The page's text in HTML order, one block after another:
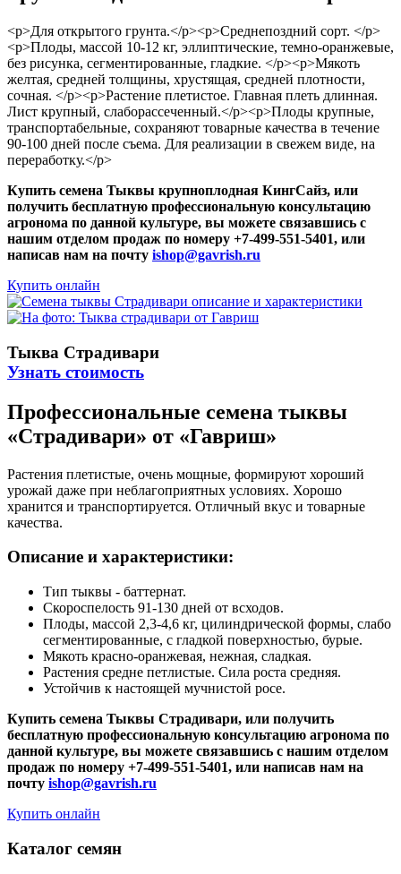
<p>Для открытого грунта.</p><p>Среднепоздний сорт. </p>
<p>Плоды, массой 10-12 кг, эллиптические, темно-оранжевые,
без рисунка, сегментированные, гладкие. </p><p>Мякоть
желтая, средней толщины, хрустящая, средней плотности,
сочная. </p><p>Растение плетистое. Главная плеть длинная.
Лист крупный, слаборассеченный.</p><p>Плоды крупные,
транспортабельные, сохраняют товарные качества в течение
90-100 дней после съема. Для реализации в свежем виде, на
переработку.</p>
Купить семена Тыквы крупноплодная КингСайз, или
получить бесплатную профессиональную консультацию
агронома по данной культуре, вы можете связавшись с
нашим отделом продаж по номеру +7-499-551-5401, или
написав нам на почту ishop@gavrish.ru
Купить онлайн
Тыква Страдивари
Узнать стоимость
Профессиональные семена тыквы
«Страдивари» от «Гавриш»
Растения плетистые, очень мощные, формируют хороший
урожай даже при неблагоприятных условиях. Хорошо
хранится и транспортируется. Отличный вкус и товарные
качества.
Описание и характеристики:
Тип тыквы - баттернат.
Скороспелость 91-130 дней от всходов.
Плоды, массой 2,3-4,6 кг, цилиндрической формы, слабо
сегментированные, с гладкой поверхностью, бурые.
Мякоть красно-оранжевая, нежная, сладкая.
Растения средне петлистые. Сила роста средняя.
Устойчив к настоящей мучнистой росе.
Купить семена Тыквы Страдивари, или получить
бесплатную профессиональную консультацию агронома по
данной культуре, вы можете связавшись с нашим отделом
продаж по номеру +7-499-551-5401, или написав нам на
почту ishop@gavrish.ru
Купить онлайн
Каталог семян